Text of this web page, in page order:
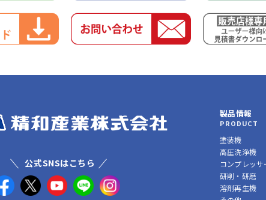
製品情報
PRODUCT
塗装機
高圧洗浄機
コンプレッサ
研削・研磨
溶剤再生機
公式SNSはこちら